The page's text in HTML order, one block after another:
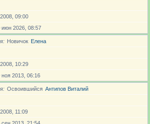
09:00
июн 2026, 08:57
Новичoк Елена
10:29
ноя 2013, 06:16
Освоившийся Антипов Виталий
11:09